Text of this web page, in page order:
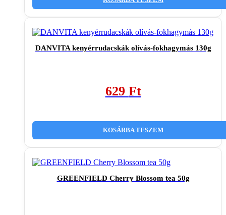
DANVITA kenyérrudacskák olívás-fokhagymás 130g
629 Ft
KOSÁRBA TESZEM
GREENFIELD Cherry Blossom tea 50g